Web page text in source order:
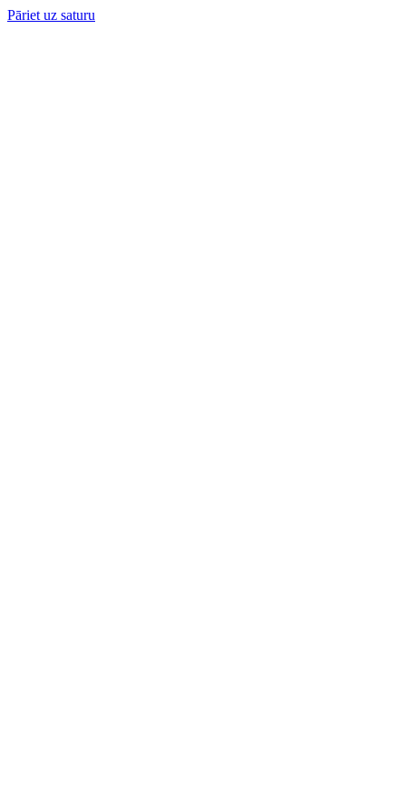
Pāriet uz saturu